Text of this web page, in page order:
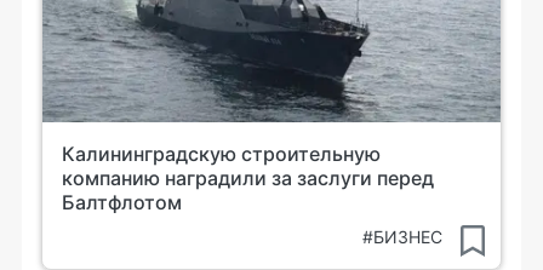
Калининградскую строительную
компанию наградили за заслуги перед
Балтфлотом
#БИЗНЕС